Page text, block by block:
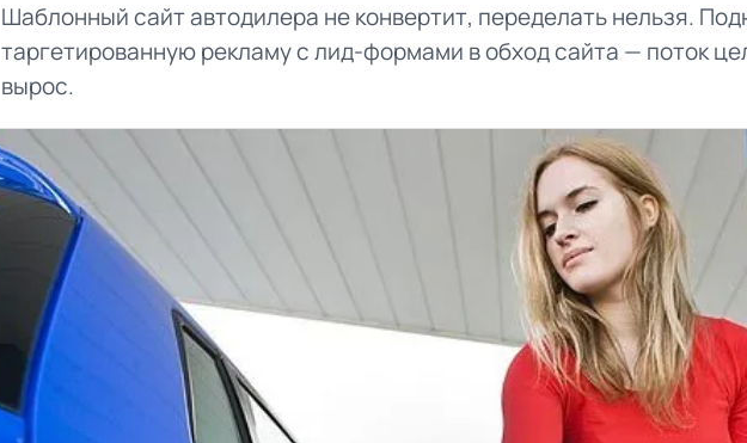
Шаблонный сайт автодилера не конвертит, переделать нельзя.
таргетированную рекламу с лид-формами в обход сайта — поток
вырос.